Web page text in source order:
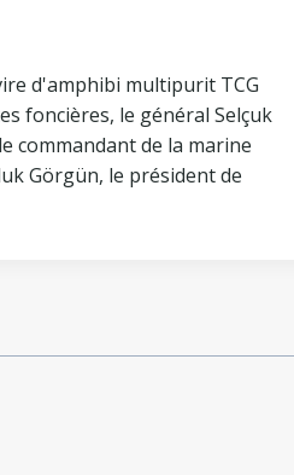
d'amphibi multipurit TCG
foncières, le général Selçuk
commandant de la marine
Görgün, le président de